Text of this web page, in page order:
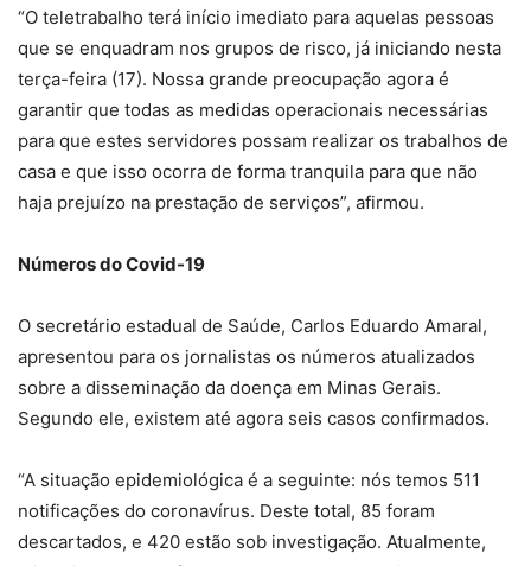
“O teletrabalho terá início imediato para aquelas pessoas
que se enquadram nos grupos de risco, já iniciando nesta
terça-feira (17). Nossa grande preocupação agora é
garantir que todas as medidas operacionais necessárias
para que estes servidores possam realizar os trabalhos de
casa e que isso ocorra de forma tranquila para que não
haja prejuízo na prestação de serviços”, afirmou.
Números do Covid-19
O secretário estadual de Saúde, Carlos Eduardo Amaral,
apresentou para os jornalistas os números atualizados
sobre a disseminação da doença em Minas Gerais.
Segundo ele, existem até agora seis casos confirmados.
“A situação epidemiológica é a seguinte: nós temos 511
notificações do coronavírus. Deste total, 85 foram
descartados, e 420 estão sob investigação. Atualmente,